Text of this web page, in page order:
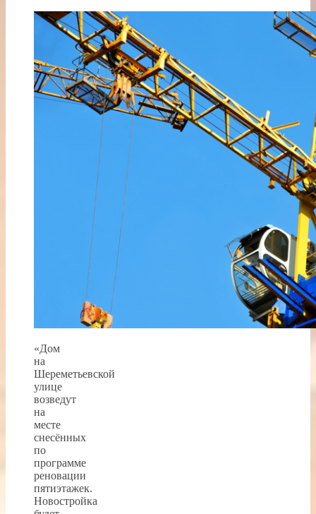
«Дом
на
Шереметьевской
улице
возведут
на
месте
снесённых
по
программе
реновации
пятиэтажек.
Новостройка